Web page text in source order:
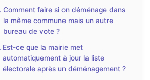
Comment faire si on déménage dans
la même commune mais un autre
bureau de vote ?
Est-ce que la mairie met
automatiquement à jour la liste
électorale après un déménagement ?